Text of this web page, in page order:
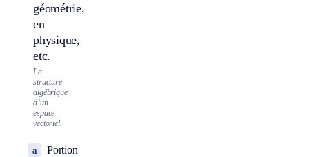
géométrie,
en
physique,
etc.
La
structure
algébrique
d’un
espace
vectoriel.
Portion
a